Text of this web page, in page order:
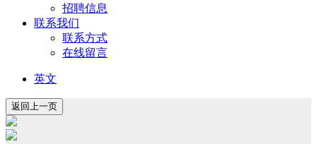
招聘信息
联系我们
联系方式
在线留言
英文